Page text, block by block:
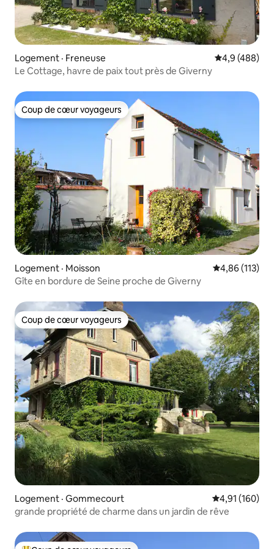
Logement · Freneuse Note
4,9 (488)
Le Cottage, havre de paix tout près de Giverny
Coup de cœur voyageurs
Coup de cœur voyageurs
Logement · Moisson Note
4,86 (113)
Gîte en bordure de Seine proche de Giverny
Coup de cœur voyageurs
Coup de cœur voyageurs
Logement · Gommecourt Note
4,91 (160)
grande propriété de charme dans un jardin de rêve